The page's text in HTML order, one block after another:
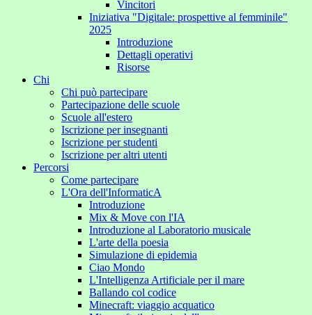
Vincitori
Iniziativa "Digitale: prospettive al femminile"
2025
Introduzione
Dettagli operativi
Risorse
Chi
Chi può partecipare
Partecipazione delle scuole
Scuole all'estero
Iscrizione per insegnanti
Iscrizione per studenti
Iscrizione per altri utenti
Percorsi
Come partecipare
L'Ora dell'InformaticA
Introduzione
Mix & Move con l'IA
Introduzione al Laboratorio musicale
L'arte della poesia
Simulazione di epidemia
Ciao Mondo
L'Intelligenza Artificiale per il mare
Ballando col codice
Minecraft: viaggio acquatico